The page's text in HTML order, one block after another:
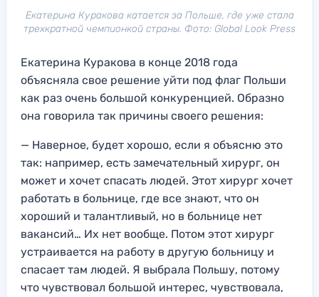
Екатерина Куракова катается за Польше, где уже стала
трехкратной чемпионкой страны. Фото: Global Look Press
Екатерина Куракова в конце 2018 года
объясняла свое решение уйти под флаг Польши
как раз очень большой конкуренцией. Образно
она говорила так причины своего решения:
— Наверное, будет хорошо, если я объясню это
так: например, есть замечательный хирург, он
может и хочет спасать людей. Этот хирург хочет
работать в больнице, где все знают, что он
хороший и талантливый, но в больнице нет
вакансий… Их нет вообще. Потом этот хирург
устраивается на работу в другую больницу и
спасает там людей. Я выбрала Польшу, потому
что чувствовал большой интерес, чувствовала,